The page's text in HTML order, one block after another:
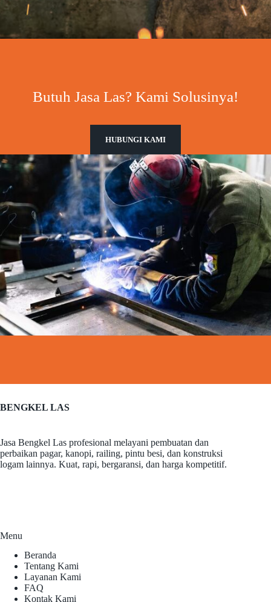
Butuh Jasa Las? Kami Solusinya!
HUBUNGI KAMI
BENGKEL LAS
Jasa Bengkel Las profesional melayani pembuatan dan
perbaikan pagar, kanopi, railing, pintu besi, dan konstruksi
logam lainnya. Kuat, rapi, bergaransi, dan harga kompetitif.
Menu
Beranda
Tentang Kami
Layanan Kami
FAQ
Kontak Kami